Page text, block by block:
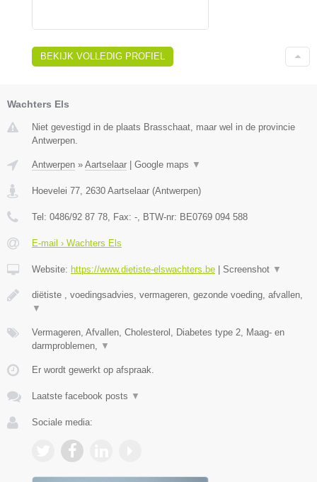
BEKIJK VOLLEDIG PROFIEL
Wachters Els
Niet gevestigd in de plaats Brasschaat, maar wel in de provincie
Antwerpen.
Antwerpen » Aartselaar | Google maps ▼
Hoevelei 77 2630 Aartselaar (Antwerpen)
Tel: 0486/92 87 78 , Fax: - , BTW-nr: BE0769 094 588
E-mail › Wachters Els
Website: https://www.dietiste-elswachters.be | Screenshot ▼
diëtiste , voedingsadvies, vermageren, gezonde voeding, afvallen,
▼
Vermageren, Afvallen, Cholesterol, Diabetes type 2, Maag- en
darmproblemen,
▼
Er wordt gewerkt op afspraak.
Laatste facebook posts ▼
Sociale media: